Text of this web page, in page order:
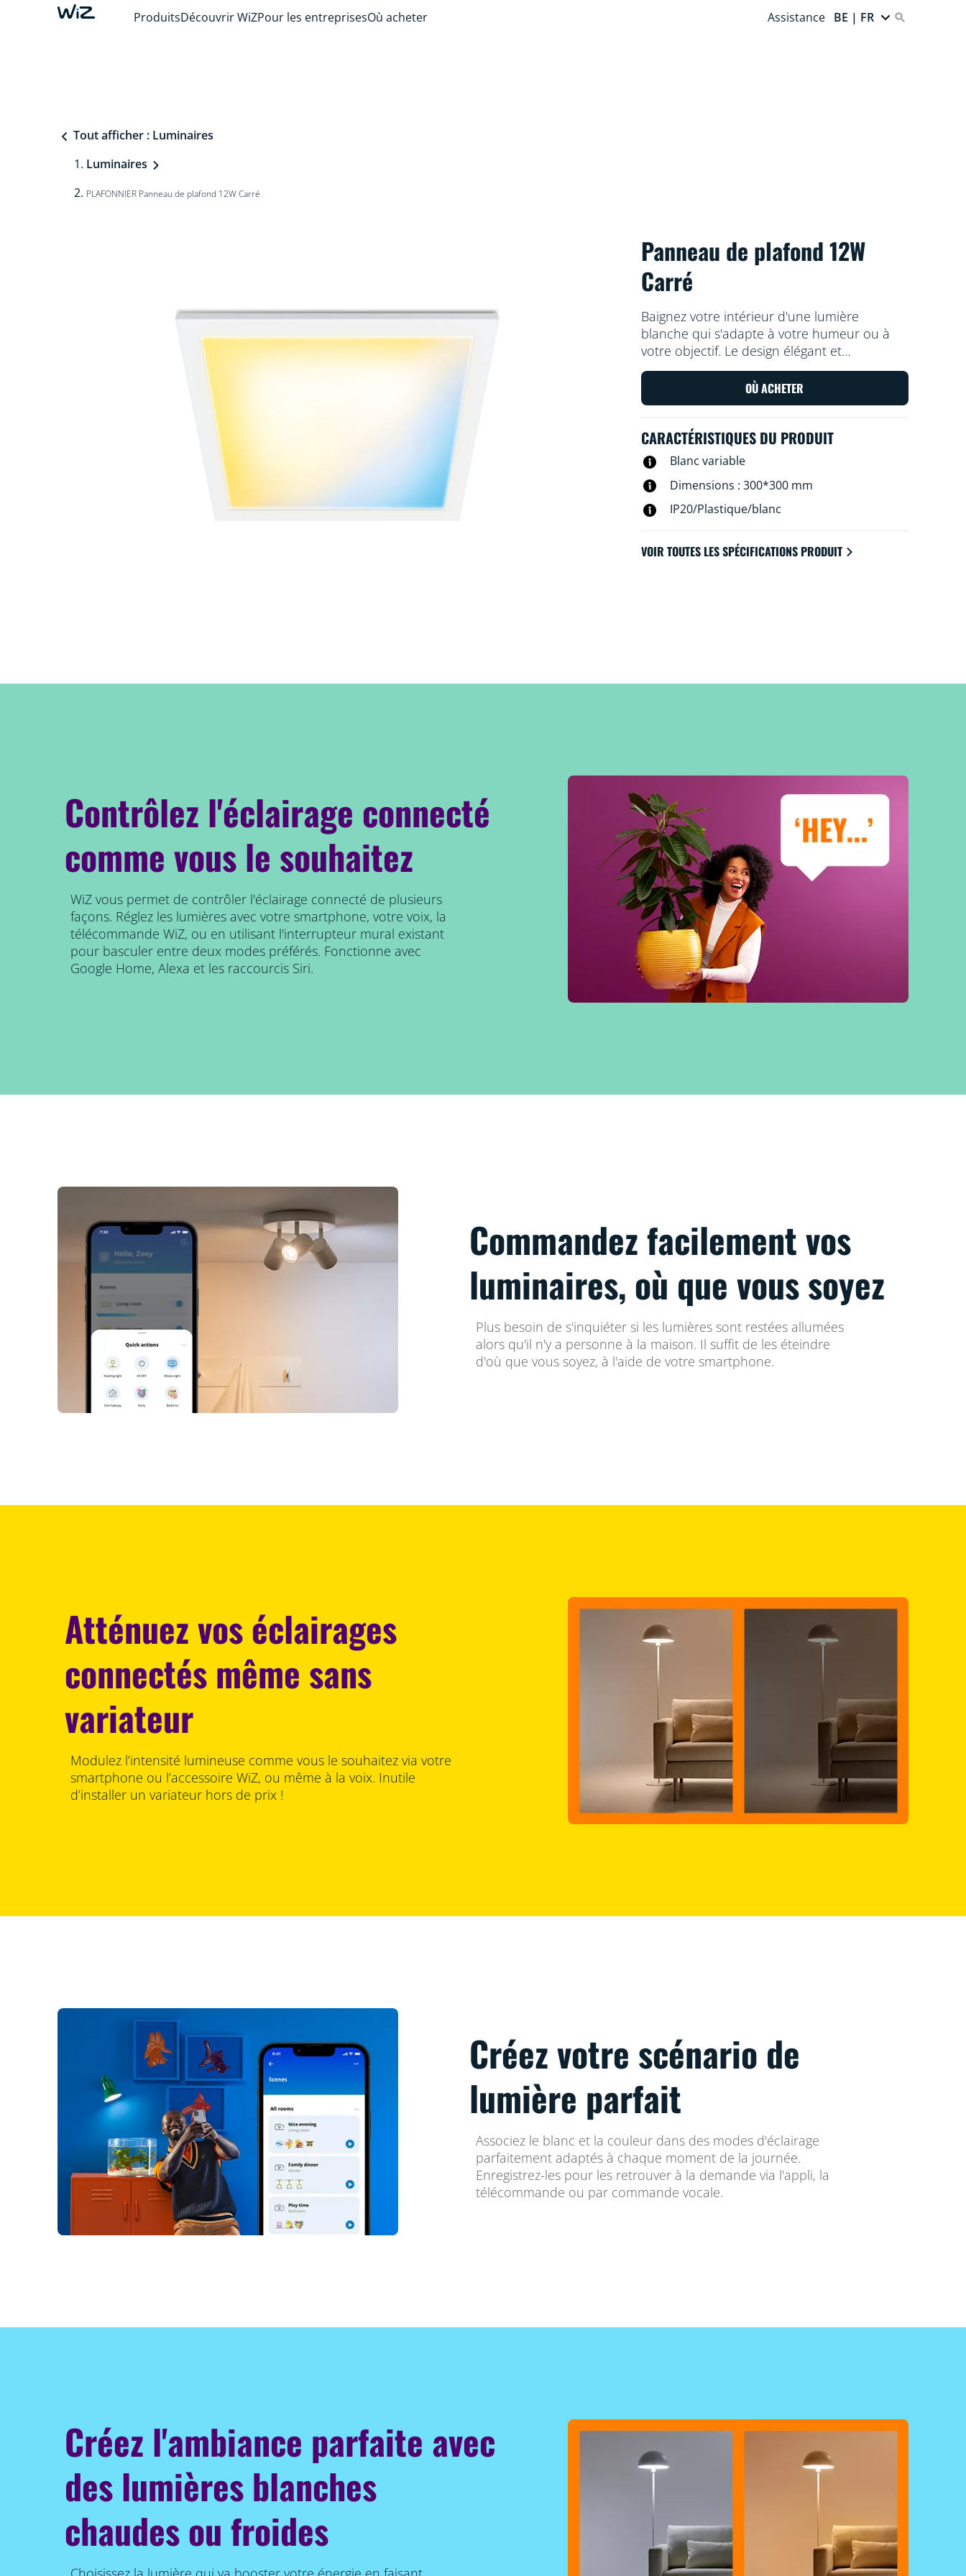
ProduitsDécouvrir WiZPour les entreprisesOù acheter Assistance BE | FR
Tout afficher : Luminaires
Luminaires
PLAFONNIER Panneau de plafond 12W Carré
Panneau de plafond 12W
Carré
Baignez votre intérieur d'une lumière
blanche qui s'adapte à votre humeur ou à
votre objectif. Le design élégant et
l'installation facile lui permettent de s'intégrer
de manière confortable et homogène dans
votre espace.
OÙ ACHETER
CARACTÉRISTIQUES DU PRODUIT
Blanc variable
Dimensions : 300*300 mm
IP20/Plastique/blanc
VOIR TOUTES LES SPÉCIFICATIONS PRODUIT
Contrôlez l'éclairage connecté
comme vous le souhaitez
WiZ vous permet de contrôler l'éclairage connecté de plusieurs
façons. Réglez les lumières avec votre smartphone, votre voix, la
télécommande WiZ, ou en utilisant l'interrupteur mural existant
pour basculer entre deux modes préférés. Fonctionne avec
Google Home, Alexa et les raccourcis Siri.
Commandez facilement vos
luminaires, où que vous soyez
Plus besoin de s'inquiéter si les lumières sont restées allumées
alors qu'il n'y a personne à la maison. Il suffit de les éteindre
d'où que vous soyez, à l'aide de votre smartphone.
Atténuez vos éclairages
connectés même sans
variateur
Modulez l’intensité lumineuse comme vous le souhaitez via votre
smartphone ou l’accessoire WiZ, ou même à la voix. Inutile
d’installer un variateur hors de prix !
Créez votre scénario de
lumière parfait
Associez le blanc et la couleur dans des modes d'éclairage
parfaitement adaptés à chaque moment de la journée.
Enregistrez-les pour les retrouver à la demande via l'appli, la
télécommande ou par commande vocale.
Créez l'ambiance parfaite avec
des lumières blanches
chaudes ou froides